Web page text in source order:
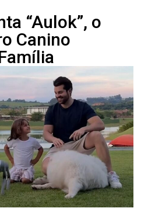
“Aulok”, o
Canino